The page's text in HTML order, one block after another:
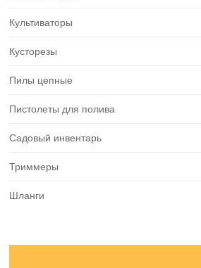
Культиваторы
Кусторезы
Пилы цепные
Пистолеты для полива
Садовый инвентарь
Триммеры
Шланги